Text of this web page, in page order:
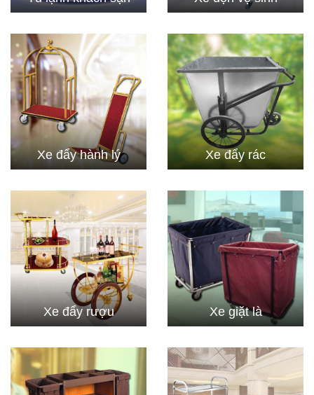
Xe đẩy hành lý Xe đẩy rác
Xe đẩy rượu Xe giặt là